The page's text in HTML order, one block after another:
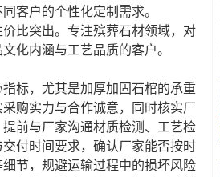
客户的个性化定制需求。
比突出。专注殡葬石材领域，对
化内涵与工艺品质的客户。
标，尤其是加厚加固石棺的承重
购实力与合作诚意，同时核实厂
前与厂家沟通材质检测、工艺检
付时间要求，确认厂家能否按时
节，规避运输过程中的损坏风险